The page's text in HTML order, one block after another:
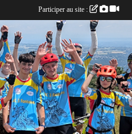
Participer au site :